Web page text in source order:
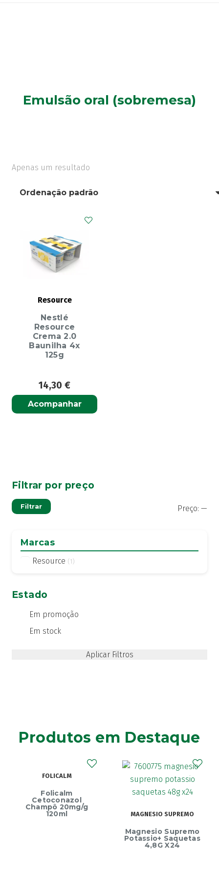
Emulsão oral (sobremesa)
Apenas um resultado
Resource
Nestlé
Resource
Crema 2.0
Baunilha 4x
125g
14,30 €
Acompanhar
Filtrar por preço
Filtrar Preço: —
Marcas
Resource (1)
Estado
Em promoção
Em stock
Produtos em Destaque
FOLICALM
Folicalm
Cetoconazol
Champô 20mg/g
120ml MAGNESIO SUPREMO
Magnesio Supremo
Potassio+ Saquetas
4,8G X24